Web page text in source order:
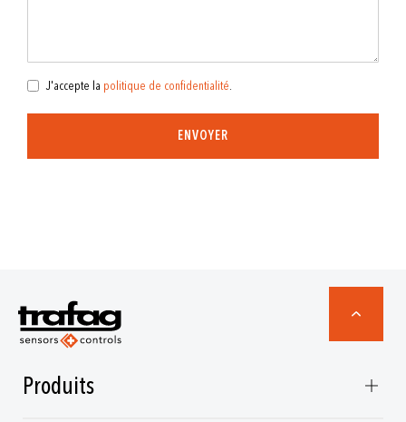
J'accepte la politique de confidentialité.
ENVOYER
Produits